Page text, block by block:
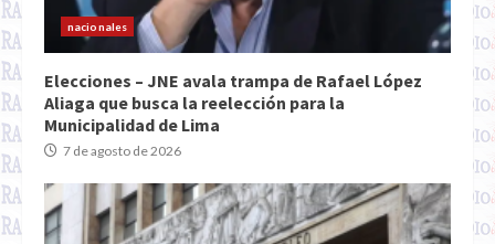
nacionales
Elecciones – JNE avala trampa de Rafael López
Aliaga que busca la reelección para la
Municipalidad de Lima
7 de agosto de 2026